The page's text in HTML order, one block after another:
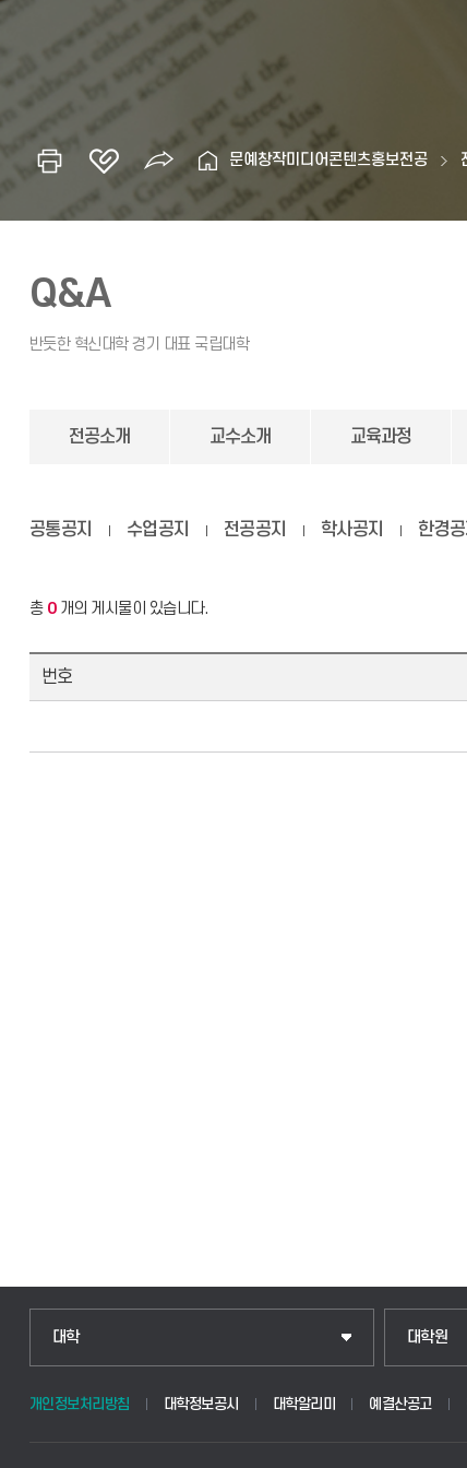
문예창작미디어콘텐츠홍보전공
Q&A
전공소개 교수소개 교육과정
공통공지 수업공지 전공공지 학사공지 한경공
총 0개의 게시물이 있습니다.
번호
대학
인문융합공공인재학부
법경영학부
대학원
일반대학원
산업대학
개인정보처리방침 대학정보공시 대학알리미 예결산공고